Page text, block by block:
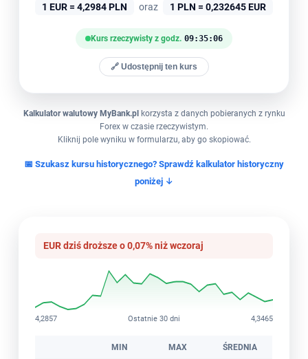
1 EUR = 4,2984 PLN oraz 1 PLN = 0,232645 EUR
Kurs rzeczywisty z godz. 09:35:07
🔗 Udostępnij ten kurs
Kalkulator walutowy MyBank.plkorzysta z danych pobieranych z rynku
Forex w czasie rzeczywistym.
Kliknij pole wyniku w formularzu, aby go skopiować.
📅 Szukasz kursu historycznego? Sprawdź kalkulator historyczny
poniżej ↓
EUR dziś droższe o 0,07% niż wczoraj
4,2857 Ostatnie 30 dni 4,3465
MIN MAX ŚREDNIA